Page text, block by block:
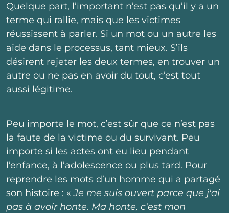
Quelque part, l’important n’est pas qu’il y a un
terme qui rallie, mais que les victimes
réussissent à parler. Si un mot ou un autre les
aide dans le processus, tant mieux. S’ils
désirent rejeter les deux termes, en trouver un
autre ou ne pas en avoir du tout, c’est tout
aussi légitime.
Peu importe le mot, c’est sûr que ce n’est pas
la faute de la victime ou du survivant. Peu
importe si les actes ont eu lieu pendant
l’enfance, à l’adolescence ou plus tard. Pour
reprendre les mots d’un homme qui a partagé
son histoire : «Je me suis ouvert parce que j'ai
pas à avoir honte. Ma honte, c'est mon